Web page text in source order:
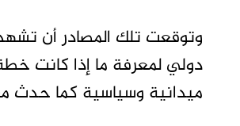
وتوقعت تلك المصادر أن
دولي لمعرفة ما إذا كانت
ميدانية وسياسية كما حدث